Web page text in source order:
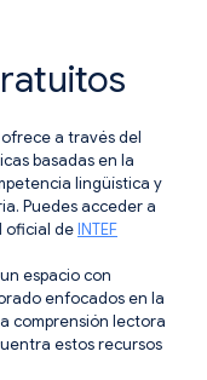
a través del
basadas en la
lingüística y
Puedes acceder a
oficial deINTEF
espacio con
enfocados en la
comprensión lectora
estos recursos